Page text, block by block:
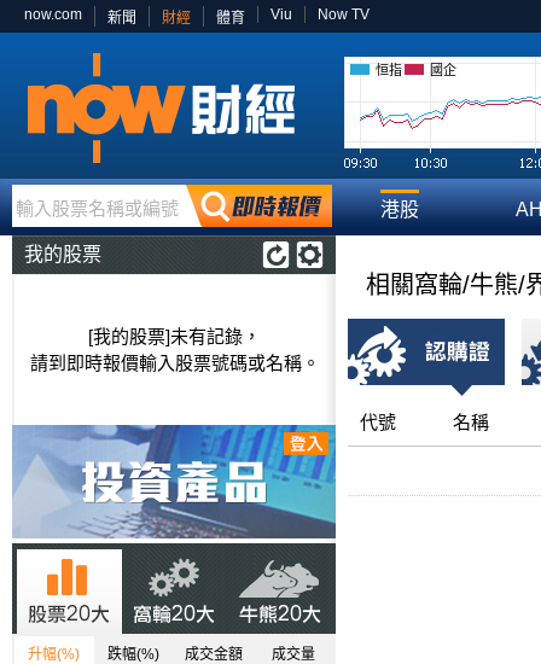
now.com 新聞 財經 體育 Viu Now TV
恒指 國企
輸入股票名稱或編號 港股
我的股票
[我的股票]未有記錄，
請到即時報價輸入股票號碼或名稱。
升幅(%) 跌幅(%) 成交金額 成交量
相關窩輪/牛熊/
代號 名稱